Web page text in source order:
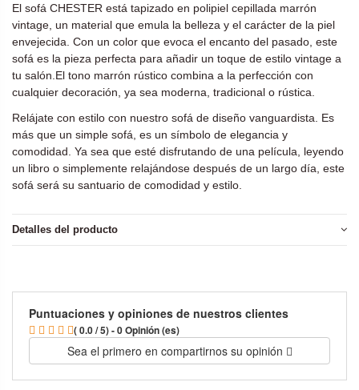
El sofá CHESTER está tapizado en polipiel cepillada marrón
vintage, un material que emula la belleza y el carácter de la piel
envejecida. Con un color que evoca el encanto del pasado, este
sofá es la pieza perfecta para añadir un toque de estilo vintage a
tu salón.El tono marrón rústico combina a la perfección con
cualquier decoración, ya sea moderna, tradicional o rústica.
Relájate con estilo con nuestro sofá de diseño vanguardista. Es
más que un simple sofá, es un símbolo de elegancia y
comodidad. Ya sea que esté disfrutando de una película, leyendo
un libro o simplemente relajándose después de un largo día, este
sofá será su santuario de comodidad y estilo.
Detalles del producto
Puntuaciones y opiniones de nuestros clientes
( 0.0 / 5) - 0 Opinión (es)
Sea el primero en compartirnos su opinión